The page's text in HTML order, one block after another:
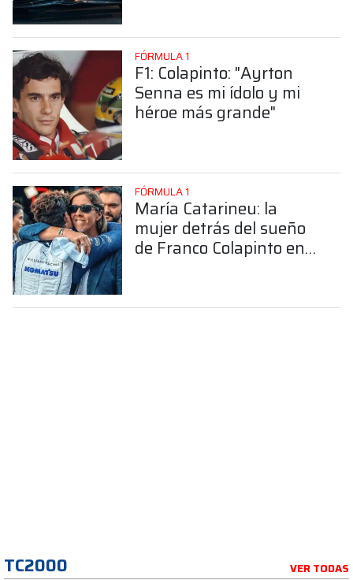
FÓRMULA 1
F1: Colapinto: "Ayrton
Senna es mi ídolo y mi
héroe más grande"
FÓRMULA 1
María Catarineu: la
mujer detrás del sueño
de Franco Colapinto en
TC2000 VER TODAS